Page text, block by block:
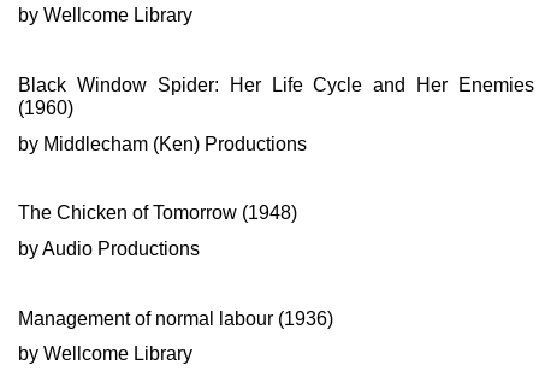
by Wellcome Library
Black Window Spider: Her Life Cycle and Her Enemies
(1960)
by Middlecham (Ken) Productions
The Chicken of Tomorrow (1948)
by Audio Productions
Management of normal labour (1936)
by Wellcome Library